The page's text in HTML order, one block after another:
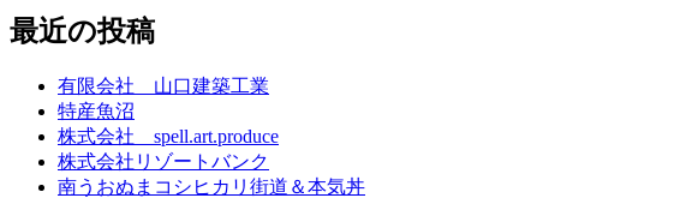
最近の投稿
有限会社 山口建築工業
特産魚沼
株式会社 spell.art.produce
株式会社リゾートバンク
南うおぬまコシヒカリ街道＆本気丼